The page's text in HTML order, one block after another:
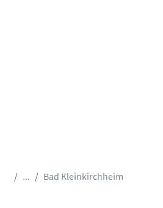
... Bad Kleinkirchheim